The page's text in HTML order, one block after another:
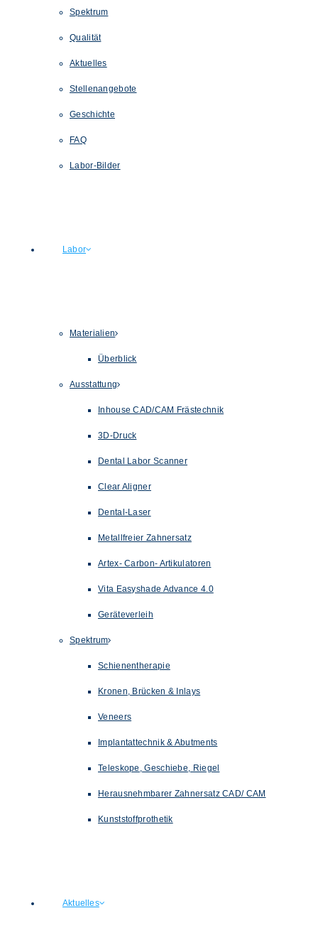
Spektrum
Qualität
Aktuelles
Stellenangebote
Geschichte
FAQ
Labor-Bilder
Labor
Materialien
Überblick
Ausstattung
Inhouse CAD/CAM Frästechnik
3D-Druck
Dental Labor Scanner
Clear Aligner
Dental-Laser
Metallfreier Zahnersatz
Artex- Carbon- Artikulatoren
Vita Easyshade Advance 4.0
Geräteverleih
Spektrum
Schienentherapie
Kronen, Brücken & Inlays
Veneers
Implantattechnik & Abutments
Teleskope, Geschiebe, Riegel
Herausnehmbarer Zahnersatz CAD/ CAM
Kunststoffprothetik
Aktuelles